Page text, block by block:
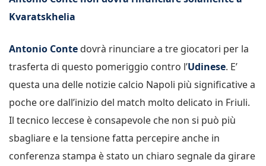
Kvaratskhelia
Antonio Conte dovrà rinunciare a tre giocatori per la
trasferta di questo pomeriggio contro l’Udinese. E’
questa una delle notizie calcio Napoli più significative a
poche ore dall’inizio del match molto delicato in Friuli.
Il tecnico leccese è consapevole che non si può più
sbagliare e la tensione fatta percepire anche in
conferenza stampa è stato un chiaro segnale da girare